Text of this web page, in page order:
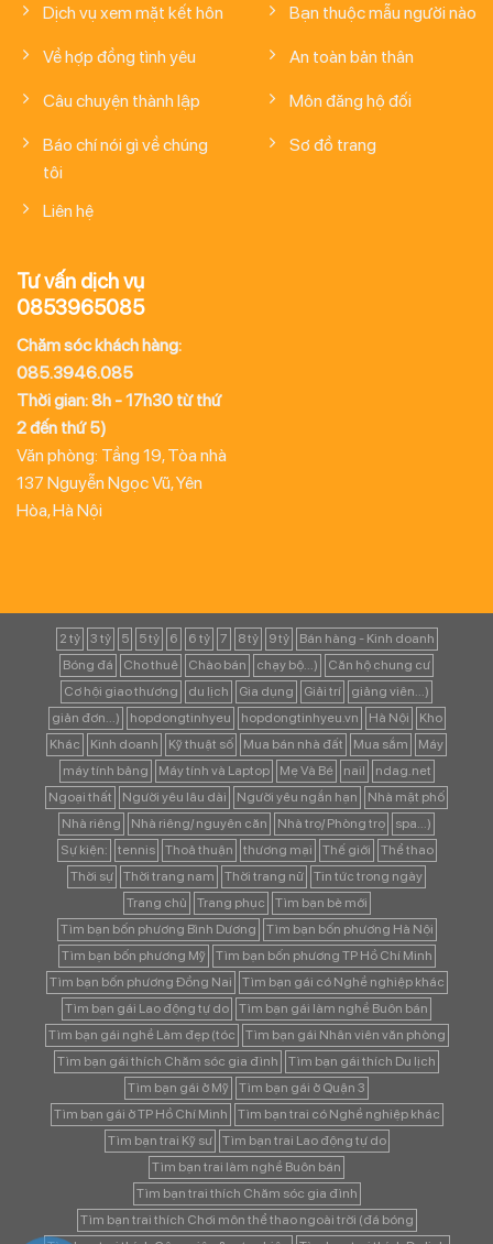
Dịch vụ xem mặt kết hôn
Về hợp đồng tình yêu
Câu chuyện thành lập
Báo chí nói gì về chúng
tôi
Liên hệ
Bạn thuộc mẫu người nào
An toàn bản thân
Môn đăng hộ đối
Sơ đồ trang
Tư vấn dịch vụ
0853965085
Chăm sóc khách hàng:
085.3946.085
Thời gian: 8h - 17h30 từ thứ
2 đến thứ 5)
Văn phòng: Tầng 19, Tòa nhà
137 Nguyễn Ngọc Vũ, Yên
Hòa, Hà Nội
2 tỷ 3 tỷ 5 5 tỷ 6 6 tỷ 7 8 tỷ 9 tỷ
Bán hàng - Kinh doanh
Bóng đá
Cho thuê Chào bán chạy bộ...)
Căn hộ chung cư
Cơ hội giao thương
du lịch Gia dụng Giải trí
giảng viên...)
giản đơn...)
hopdongtinhyeu hopdongtinhyeu.vn Hà Nội
Kho
Khác
Kinh doanh Kỹ thuật số Mua bán nhà đất Mua sắm
Máy
máy tính bảng
Máy tính và Laptop Mẹ Và Bé nail
ndag.net
Ngoại thất
Người yêu lâu dài Người yêu ngắn hạn
Nhà mặt phố
Nhà riêng
Nhà riêng/ nguyên căn Nhà trọ/ Phòng trọ
spa...)
Sự kiện:
tennis Thoả thuận thương mại Thế giới
Thể thao
Thời sự
Thời trang nam Thời trang nữ
Tin tức trong ngày
Trang chủ
Trang phục
Tìm bạn bè mới
Tìm bạn bốn phương Bình Dương
Tìm bạn bốn phương Hà Nội
Tìm bạn bốn phương Mỹ
Tìm bạn bốn phương TP Hồ Chí Minh
Tìm bạn bốn phương Đồng Nai
Tìm bạn gái có Nghề nghiệp khác
Tìm bạn gái Lao động tự do
Tìm bạn gái làm nghề Buôn bán
Tìm bạn gái nghề Làm đẹp (tóc
Tìm bạn gái Nhân viên văn phòng
Tìm bạn gái thích Chăm sóc gia đình
Tìm bạn gái thích Du lịch
Tìm bạn gái ở Mỹ
Tìm bạn gái ở Quận 3
Tìm bạn gái ở TP Hồ Chí Minh
Tìm bạn trai có Nghề nghiệp khác
Tìm bạn trai Kỹ sư
Tìm bạn trai Lao động tự do
Tìm bạn trai làm nghề Buôn bán
Tìm bạn trai thích Chăm sóc gia đình
Tìm bạn trai thích Chơi môn thể thao ngoài trời (đá bóng